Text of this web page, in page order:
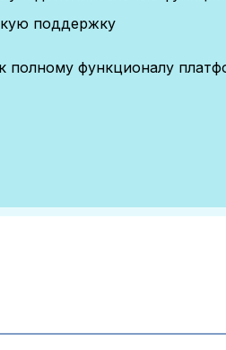
поддержку
полному функционалу